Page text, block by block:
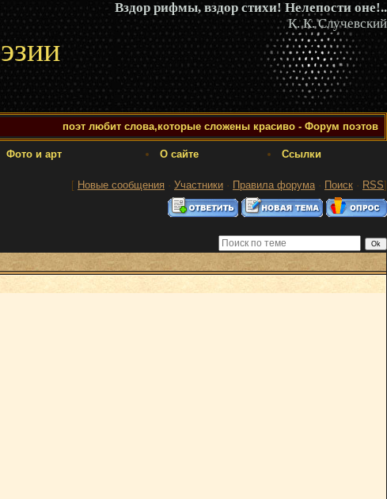
Вздор рифмы, вздор стихи! Нелепости оне!..
К. К. Случевский
поэт любит слова,которые сложены красиво - Форум поэтов
Фото и арт О сайте Ссылки
[ Новые сообщения · Участники · Правила форума· Поиск · RSS]